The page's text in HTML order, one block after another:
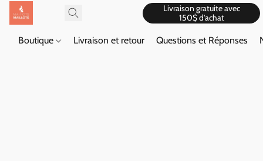
Livraison gratuite avec
150$ d'achat
Boutique Livraison et retour Questions et Réponses